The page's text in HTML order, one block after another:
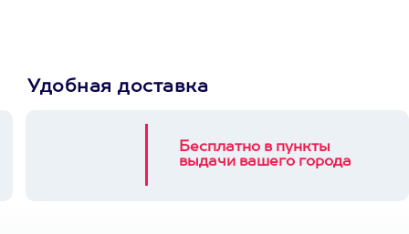
Удобная доставка
Бесплатно в пункты
выдачи вашего города